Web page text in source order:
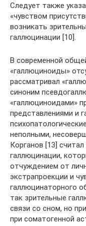
Следует также
«чувством
возникать
галлюцинации [10].
В современной
«галлюциноиды»
рассматривал
синоним
«галлюциноидами»
представлениями и
неполными,
Корганов [13]
галлюцинации,
отчуждением от
экстрапроекции и
галлюцинаторного
так зрительные
связи со сном, но
при соматогенной